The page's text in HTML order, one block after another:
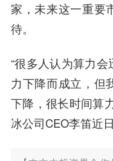
家，未来这一重要
待。
“很多人认为算力
力下降而成立，但
下降，很长时间算
冰公司CEO李笛近